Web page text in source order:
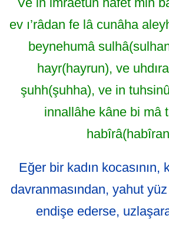
ev ı’râdan fe lâ cunâha
beynehumâ
hayr(hayrun), ve
şuhh(şuhha), ve in
innallâhe kâne bi mâ
Eğer bir kadın kocasının,
davranmasından, yahut
endişe ederse,